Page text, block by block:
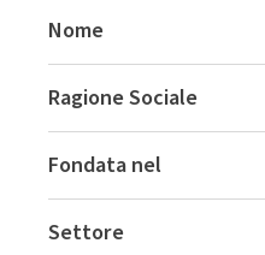
Nome
Ragione Sociale
Fondata nel
Settore